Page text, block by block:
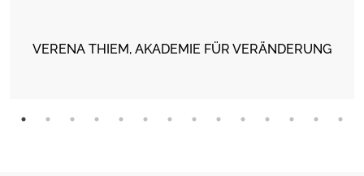
VERENA THIEM, AKADEMIE FÜR VERÄNDERUNG